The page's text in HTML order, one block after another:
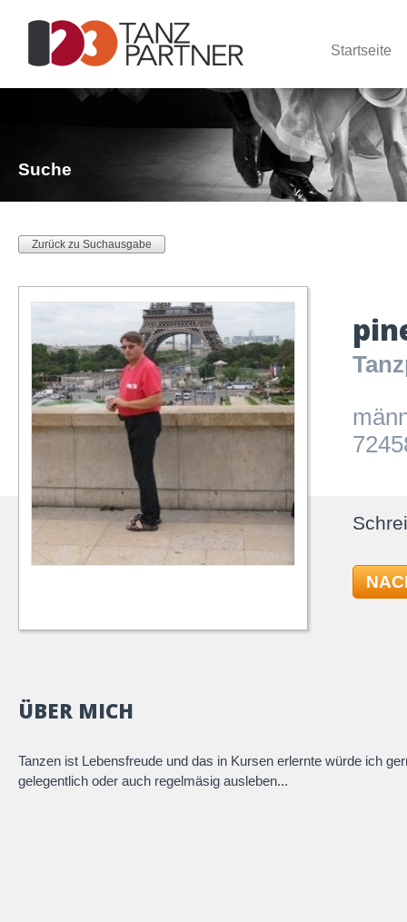
Startseite
Suche
Zurück zu Suchausgabe
ÜBER MICH
Tanzen ist Lebensfreude und das in Kursen erlernte würde ich
gelegentlich oder auch regelmäsig ausleben...